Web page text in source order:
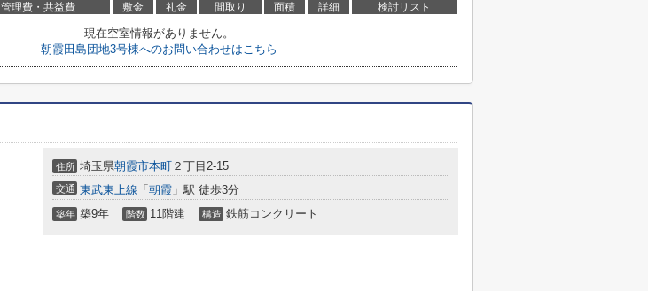
管理費・共益費 敷金 礼金 間取り 面積 詳細 検討リスト
現在空室情報がありません。
朝霞田島団地3号棟へのお問い合わせはこちら
住所 埼玉県朝霞市本町 ２丁目2-15
交通 東武東上線 「 朝霞 」駅 徒歩3分
築年 築9年 階数 11階建 構造 鉄筋コンクリート